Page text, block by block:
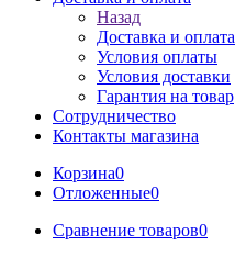
Назад
Доставка и оплата
Условия оплаты
Условия доставки
Гарантия на товар
Сотрудничество
Контакты магазина
Корзина0
Отложенные0
Сравнение товаров0